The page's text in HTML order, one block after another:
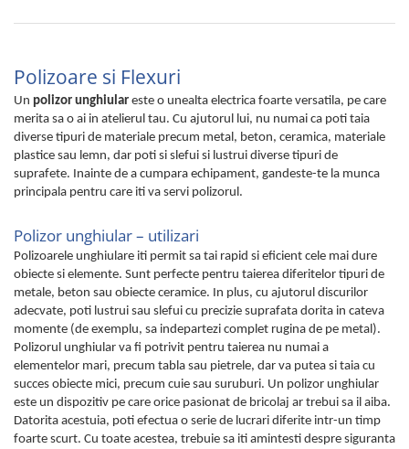
Polizoare si Flexuri
Un polizor unghiular este o unealta electrica foarte versatila, pe care
merita sa o ai in atelierul tau. Cu ajutorul lui, nu numai ca poti taia
diverse tipuri de materiale precum metal, beton, ceramica, materiale
plastice sau lemn, dar poti si slefui si lustrui diverse tipuri de
suprafete. Inainte de a cumpara echipament, gandeste-te la munca
principala pentru care iti va servi polizorul.
Polizor unghiular – utilizari
Polizoarele unghiulare iti permit sa tai rapid si eficient cele mai dure
obiecte si elemente. Sunt perfecte pentru taierea diferitelor tipuri de
metale, beton sau obiecte ceramice. In plus, cu ajutorul discurilor
adecvate, poti lustrui sau slefui cu precizie suprafata dorita in cateva
momente (de exemplu, sa indepartezi complet rugina de pe metal).
Polizorul unghiular va fi potrivit pentru taierea nu numai a
elementelor mari, precum tabla sau pietrele, dar va putea si taia cu
succes obiecte mici, precum cuie sau suruburi. Un polizor unghiular
este un dispozitiv pe care orice pasionat de bricolaj ar trebui sa il aiba.
Datorita acestuia, poti efectua o serie de lucrari diferite intr-un timp
foarte scurt. Cu toate acestea, trebuie sa iti amintesti despre siguranta